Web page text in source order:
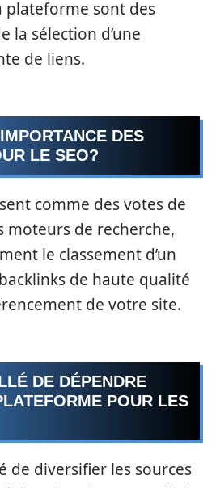
plateforme sont des
la sélection d’une
de liens.
DES
LE SEO?
comme des votes de
moteurs de recherche,
le classement d’un
de haute qualité
de votre site.
DE DÉPENDRE
POUR LES
de diversifier les sources